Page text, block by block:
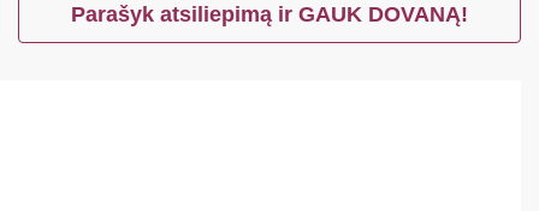
Parašyk atsiliepimą ir GAUK DOVANĄ!